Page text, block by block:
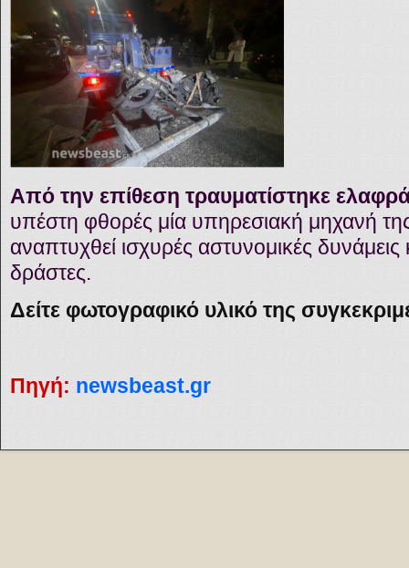
Από την επίθεση τραυματίστηκε
υπέστη φθορές μία υπηρεσιακή μηχανή
αναπτυχθεί ισχυρές αστυνομικές
δράστες.
Δείτε φωτογραφικό υλικό της
Πηγή: newsbeast.gr